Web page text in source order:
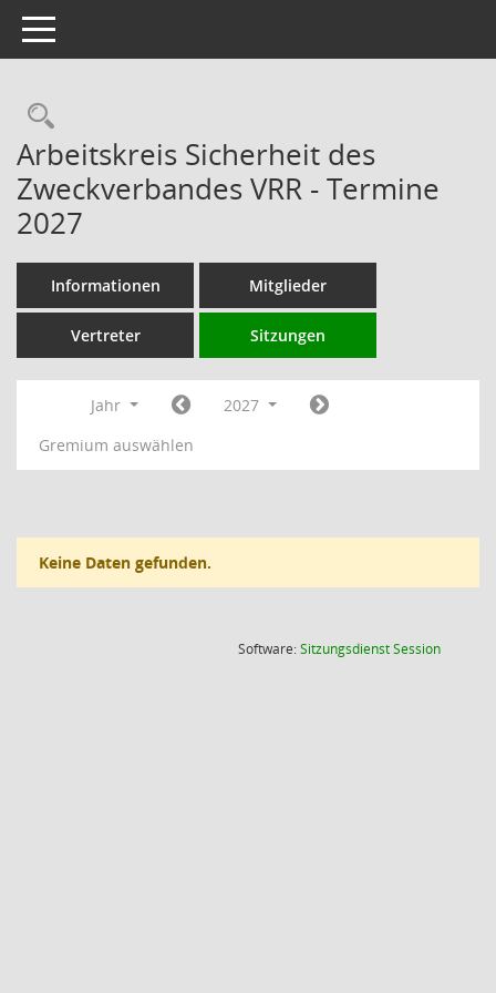
Toggle navigation
Rechercheauswahl
Arbeitskreis Sicherheit des
Zweckverbandes VRR - Termine
2027
Informationen Mitglieder
Vertreter Sitzungen
Jahr
2027
Gremium auswählen
Keine Daten gefunden.
Software:SitzungsdienstSession(Wird in